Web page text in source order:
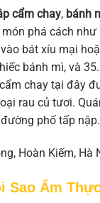
cẩm chay, bánh
phá cách như
bát xíu mại
bánh mì, và
chay tại đây
rau củ tươi.
phố tấp nập.
Hoàn Kiếm,
Sao Ẩm